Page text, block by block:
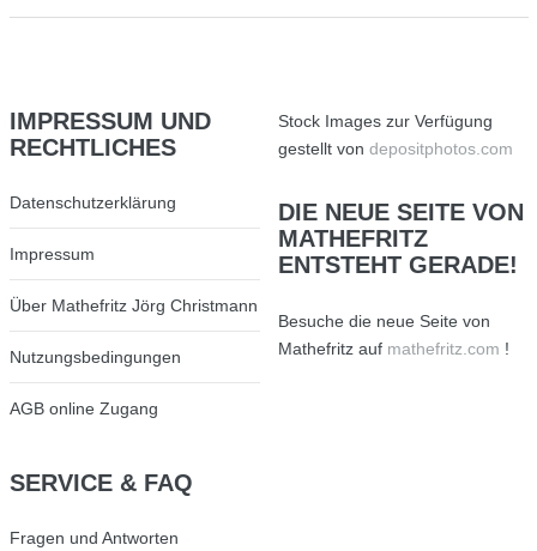
IMPRESSUM UND
RECHTLICHES
Datenschutzerklärung
Impressum
Über Mathefritz Jörg Christmann
Nutzungsbedingungen
AGB online Zugang
SERVICE& FAQ
Fragen und Antworten
Stock Images zur Verfügung
gestellt von depositphotos.com
DIENEUE SEITE VON
MATHEFRITZ
ENTSTEHT GERADE!
Besuche die neue Seite von
Mathefritz auf mathefritz.com !